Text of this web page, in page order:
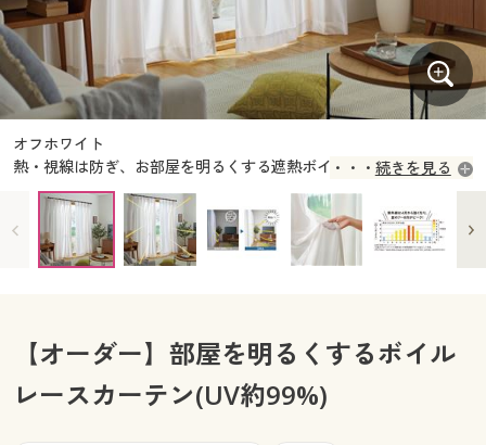
大きいサイズ レディース下着
大きいサイズ メンズ
大きいサイズ 事務・制服
シークレットセール
商品カテゴリ一覧
カタログ
カタログ・チラシからのご注文
デジタルカタログ
カタログ無料プレゼント
マイページ
大きいサイズ メンズ
大きいサイズ 事務・制服
カタログ
カタログ・チラシからのご注文
デジタルカタログ
カタログ無料プレゼント
会員メニュー
閲覧履歴
オフホワイト
熱・視線は防ぎ、お部屋を明るくする遮熱ボイルレースカーテンで
す。
続きを見る
【オーダー】部屋を明るくするボイル
レースカーテン(UV約99%)